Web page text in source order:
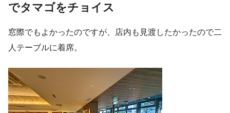
でタマゴをチョイス
窓際でもよかったのですが、店内も見渡したかったので二
人テーブルに着席。